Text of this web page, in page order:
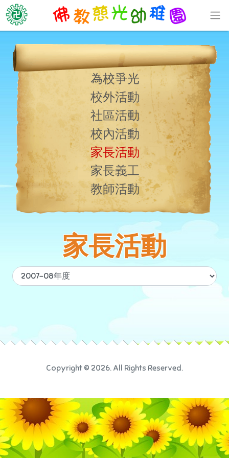
為校爭光
校外活動
社區活動
校內活動
家長活動
家長義工
教師活動
家長活動
Copyright © 2026. All Rights Reserved.